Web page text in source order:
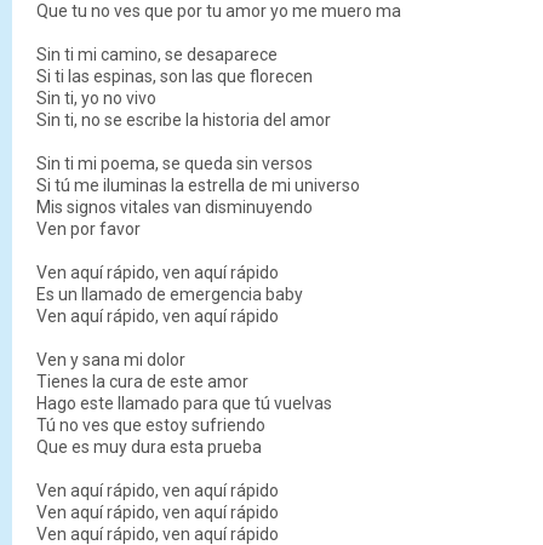
Que tu no ves que por tu amor yo me muero ma
Sin ti mi camino, se desaparece
Si ti las espinas, son las que florecen
Sin ti, yo no vivo
Sin ti, no se escribe la historia del amor
Sin ti mi poema, se queda sin versos
Si tú me iluminas la estrella de mi universo
Mis signos vitales van disminuyendo
Ven por favor
Ven aquí rápido, ven aquí rápido
Es un llamado de emergencia baby
Ven aquí rápido, ven aquí rápido
Ven y sana mi dolor
Tienes la cura de este amor
Hago este llamado para que tú vuelvas
Tú no ves que estoy sufriendo
Que es muy dura esta prueba
Ven aquí rápido, ven aquí rápido
Ven aquí rápido, ven aquí rápido
Ven aquí rápido, ven aquí rápido